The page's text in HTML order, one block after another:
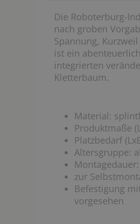
Die Roboterburg-
nach groben
Spannung,
ist ein
integrierten
Kletterbaum.
Material:
Produktmaße
Platzbedarf
Altersgruppe:
zur
Befestigung
vorgesehen